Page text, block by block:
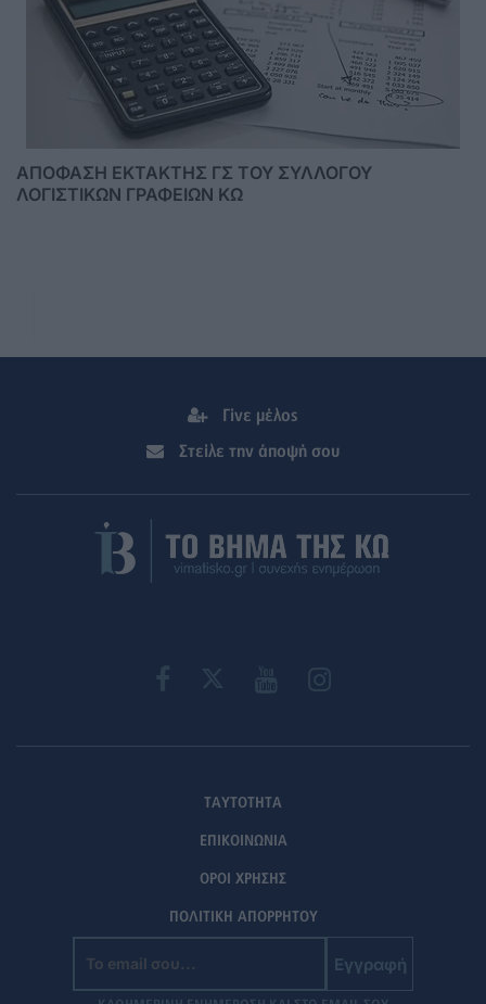
ΑΠΟΦΑΣΗ ΕΚΤΑΚΤΗΣ ΓΣ ΤΟΥ ΣΥΛΛΟΓΟΥ
ΛΟΓΙΣΤΙΚΩΝ ΓΡΑΦΕΙΩΝ ΚΩ
Γίνε μέλος
Στείλε την άποψή σου
ΤΑΥΤΟΤΗΤΑ
ΕΠΙΚΟΙΝΩΝΙΑ
ΟΡΟΙ ΧΡΗΣΗΣ
ΠΟΛΙΤΙΚΗ ΑΠΟΡΡΗΤΟΥ
Εγγραφή